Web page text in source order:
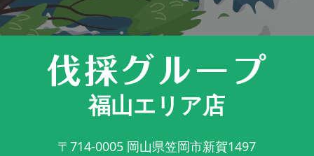
福山エリア店
〒714-0005 岡山県笠岡市新賀1497